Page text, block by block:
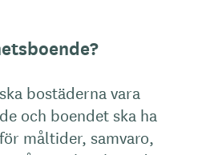
bostäderna vara
och boendet ska ha
måltider, samvaro,